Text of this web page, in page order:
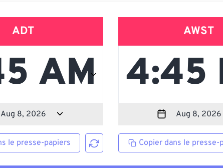
ADT
le presse-papiers
AWST
Copier dans le presse-